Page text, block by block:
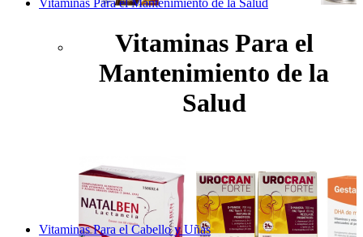
Vitaminas Para el Mantenimiento de la Salud
Vitaminas Para el
Mantenimiento de la
Salud
Vitaminas Para el Cabello y Uñas